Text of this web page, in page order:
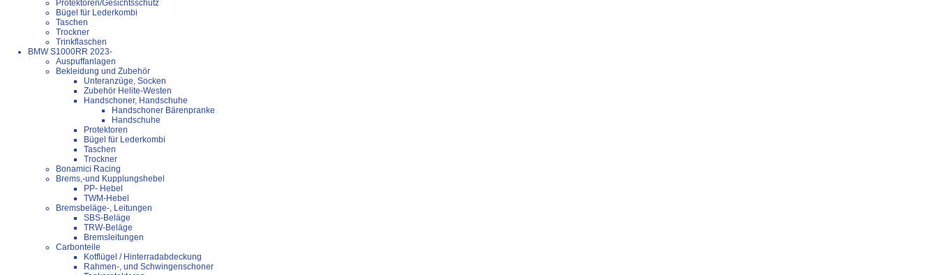
Protektoren/Gesichtsschutz
Bügel für Lederkombi
Taschen
Trockner
Trinkflaschen
BMW S1000RR 2023-
Auspuffanlagen
Bekleidung und Zubehör
Unteranzüge, Socken
Zubehör Helite-Westen
Handschoner, Handschuhe
Handschoner Bärenpranke
Handschuhe
Protektoren
Bügel für Lederkombi
Taschen
Trockner
Bonamici Racing
Brems,-und Kupplungshebel
PP- Hebel
TWM-Hebel
Bremsbeläge-, Leitungen
SBS-Beläge
TRW-Beläge
Bremsleitungen
Carbonteile
Kotflügel / Hinterradabdeckung
Rahmen-, und Schwingenschoner